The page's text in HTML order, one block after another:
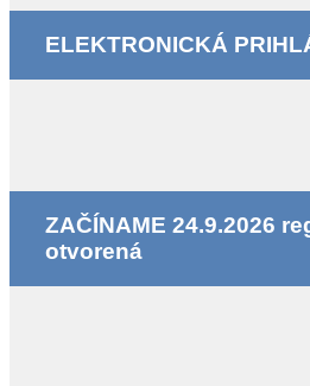
ELEKTRONICKÁ
ZAČÍNAME 24.9.2026
otvorená